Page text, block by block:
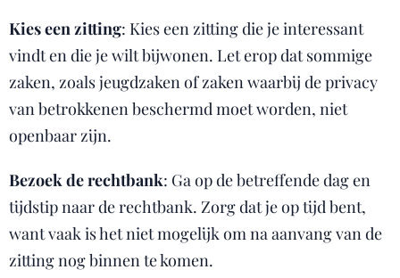
Kies een zitting: Kies een zitting die je interessant
vindt en die je wilt bijwonen. Let erop dat sommige
zaken, zoals jeugdzaken of zaken waarbij de privacy
van betrokkenen beschermd moet worden, niet
openbaar zijn.
Bezoek de rechtbank: Ga op de betreffende dag en
tijdstip naar de rechtbank. Zorg dat je op tijd bent,
want vaak is het niet mogelijk om na aanvang van de
zitting nog binnen te komen.